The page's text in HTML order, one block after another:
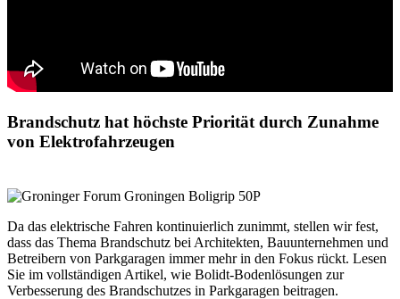
Brandschutz hat höchste Priorität durch Zunahme
von Elektrofahrzeugen
Da das elektrische Fahren kontinuierlich zunimmt, stellen wir fest,
dass das Thema Brandschutz bei Architekten, Bauunternehmen und
Betreibern von Parkgaragen immer mehr in den Fokus rückt. Lesen
Sie im vollständigen Artikel, wie Bolidt-Bodenlösungen zur
Verbesserung des Brandschutzes in Parkgaragen beitragen.